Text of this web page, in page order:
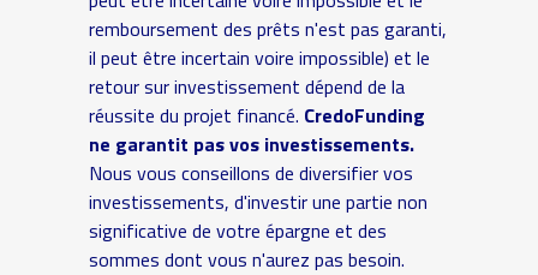
remboursement des prêts n'est pas garanti,
il peut être incertain voire impossible) et le
retour sur investissement dépend de la
réussite du projet financé. CredoFunding
ne garantit pas vos investissements.
Nous vous conseillons de diversifier vos
investissements, d'investir une partie non
significative de votre épargne et des
sommes dont vous n'aurez pas besoin.